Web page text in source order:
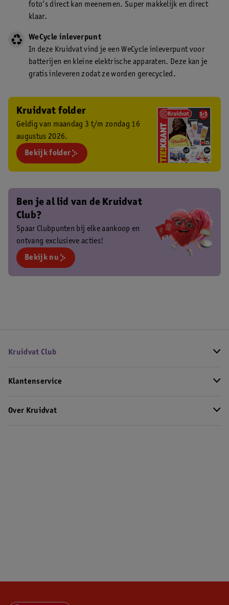
foto’s direct kan meenemen. Super makkelijk en direct
klaar.
WeCycle inleverpunt
In deze Kruidvat vind je een WeCycle inleverpunt voor
batterijen en kleine elektrische apparaten. Deze kan je
gratis inleveren zodat ze worden gerecycled.
Kruidvat folder
Geldig van maandag 3 t/m zondag 16
augustus 2026.
Bekijk folder
Ben je al lid van de Kruidvat
Club?
Spaar Clubpunten bij elke aankoop en
ontvang exclusieve acties!
Bekijk nu
Kruidvat Club
Klantenservice
Over Kruidvat